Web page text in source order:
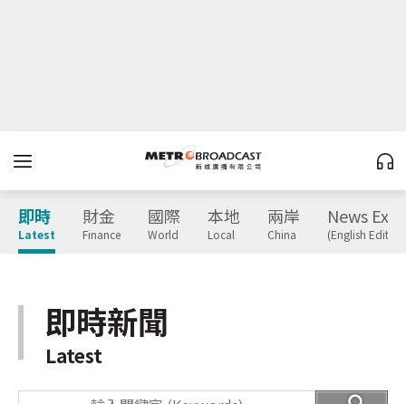
即時
Latest
財金
Finance
國際
World
本地
Local
兩岸
China
News
(English
即時新聞
Latest